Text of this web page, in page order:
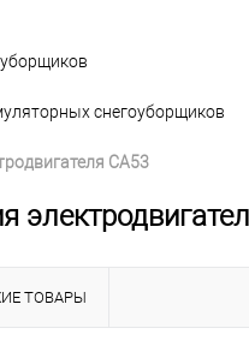
снегоуборщиков
CA53
ТОВАРЫ